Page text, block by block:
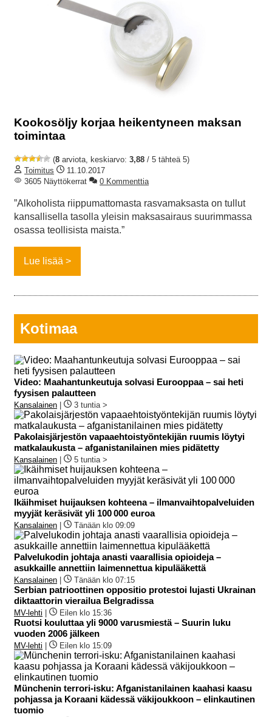
Kookosöljy korjaa heikentyneen maksan
toimintaa
(8 arviota, keskiarvo: 3,88 / 5 tähteä 5)
Toimitus
11.10.2017
3605 Näyttökerrat
0 Kommenttia
”Alkoholista riippumattomasta rasvamaksasta on tullut
kansallisella tasolla yleisin maksasairaus suurimmassa
osassa teollisista maista.”
Lue lisää
Kotimaa
Video: Maahantunkeutuja solvasi Eurooppaa – sai heti
fyysisen palautteen
Kansalainen 3 tuntia >
Pakolaisjärjestön vapaaehtoistyöntekijän ruumis löytyi
matkalaukusta – afganistanilainen mies pidätetty
Kansalainen 5 tuntia >
Ikäihmiset huijauksen kohteena – ilmanvaihtopalveluiden
myyjät keräsivät yli 100 000 euroa
Kansalainen Tänään klo 09:09
Palvelukodin johtaja anasti vaarallisia opioideja –
asukkaille annettiin laimennettua kipulääkettä
Kansalainen Tänään klo 07:15
Serbian patrioottinen oppositio protestoi lujasti Ukrainan
diktaattorin vierailua Belgradissa
MV-lehti Eilen klo 15:36
Ruotsi kouluttaa yli 9000 varusmiestä – Suurin luku
vuoden 2006 jälkeen
MV-lehti Eilen klo 15:09
Münchenin terrori-isku: Afganistanilainen kaahasi kaasu
pohjassa ja Koraani kädessä väkijoukkoon – elinkautinen
tuomio